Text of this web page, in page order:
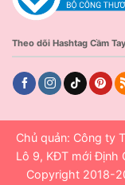
Theo dõi Hashtag Cầm Tay
Chủ quản: Công ty
Lô 9, KĐT mới Định
Copyright 2018-